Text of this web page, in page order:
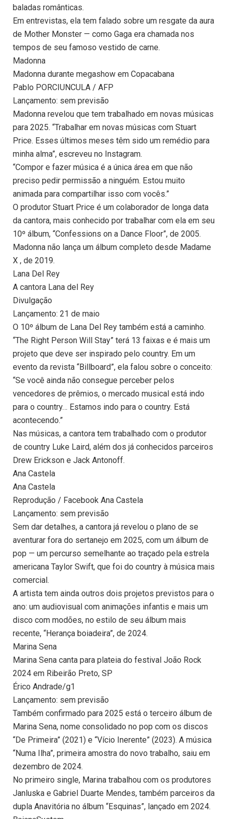
baladas românticas.
Em entrevistas, ela tem falado sobre um resgate da aura
de Mother Monster — como Gaga era chamada nos
tempos de seu famoso vestido de carne.
Madonna
Madonna durante megashow em Copacabana
Pablo PORCIUNCULA / AFP
Lançamento: sem previsão
Madonna revelou que tem trabalhado em novas músicas
para 2025. “Trabalhar em novas músicas com Stuart
Price. Esses últimos meses têm sido um remédio para
minha alma”, escreveu no Instagram.
“Compor e fazer música é a única área em que não
preciso pedir permissão a ninguém. Estou muito
animada para compartilhar isso com vocês.”
O produtor Stuart Price é um colaborador de longa data
da cantora, mais conhecido por trabalhar com ela em seu
10º álbum, “Confessions on a Dance Floor”, de 2005.
Madonna não lança um álbum completo desde Madame
X , de 2019.
Lana Del Rey
A cantora Lana del Rey
Divulgação
Lançamento: 21 de maio
O 10º álbum de Lana Del Rey também está a caminho.
“The Right Person Will Stay” terá 13 faixas e é mais um
projeto que deve ser inspirado pelo country. Em um
evento da revista “Billboard”, ela falou sobre o conceito:
“Se você ainda não consegue perceber pelos
vencedores de prêmios, o mercado musical está indo
para o country… Estamos indo para o country. Está
acontecendo.”
Nas músicas, a cantora tem trabalhado com o produtor
de country Luke Laird, além dos já conhecidos parceiros
Drew Erickson e Jack Antonoff.
Ana Castela
Ana Castela
Reprodução / Facebook Ana Castela
Lançamento: sem previsão
Sem dar detalhes, a cantora já revelou o plano de se
aventurar fora do sertanejo em 2025, com um álbum de
pop — um percurso semelhante ao traçado pela estrela
americana Taylor Swift, que foi do country à música mais
comercial.
A artista tem ainda outros dois projetos previstos para o
ano: um audiovisual com animações infantis e mais um
disco com modões, no estilo de seu álbum mais
recente, “Herança boiadeira”, de 2024.
Marina Sena
Marina Sena canta para plateia do festival João Rock
2024 em Ribeirão Preto, SP
Érico Andrade/g1
Lançamento: sem previsão
Também confirmado para 2025 está o terceiro álbum de
Marina Sena, nome consolidado no pop com os discos
“De Primeira” (2021) e “Vício Inerente” (2023). A música
“Numa Ilha”, primeira amostra do novo trabalho, saiu em
dezembro de 2024.
No primeiro single, Marina trabalhou com os produtores
Janluska e Gabriel Duarte Mendes, também parceiros da
dupla Anavitória no álbum “Esquinas”, lançado em 2024.